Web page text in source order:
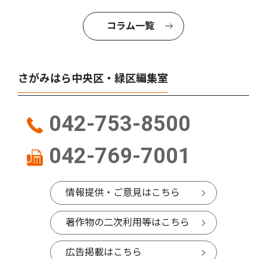
コラム一覧
さがみはら中央区・緑区編集室
042-753-8500
042-769-7001
情報提供・ご意見はこちら
著作物の二次利用等はこちら
広告掲載はこちら